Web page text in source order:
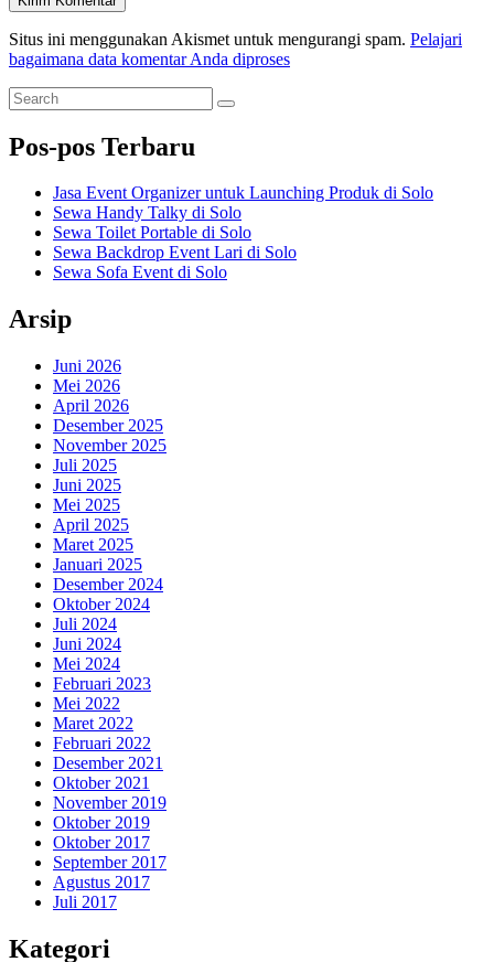
Situs ini menggunakan Akismet untuk mengurangi spam. Pelajari
bagaimana data komentar Anda diproses
Primary
Widget
Area
Search
for:
Search
Pos-pos Terbaru
Jasa Event Organizer untuk Launching Produk di Solo
Sewa Handy Talky di Solo
Sewa Toilet Portable di Solo
Sewa Backdrop Event Lari di Solo
Sewa Sofa Event di Solo
Arsip
Juni 2026
Mei 2026
April 2026
Desember 2025
November 2025
Juli 2025
Juni 2025
Mei 2025
April 2025
Maret 2025
Januari 2025
Desember 2024
Oktober 2024
Juli 2024
Juni 2024
Mei 2024
Februari 2023
Mei 2022
Maret 2022
Februari 2022
Desember 2021
Oktober 2021
November 2019
Oktober 2019
Oktober 2017
September 2017
Agustus 2017
Juli 2017
Kategori